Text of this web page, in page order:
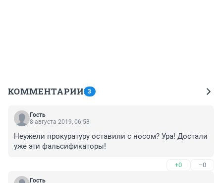
КОММЕНТАРИИ 3
Гость
8 августа 2019, 06:58
Неужели прокуратуру оставили с носом? Ура! Достали
уже эти фальсификаторы!
+0 –0
Гость